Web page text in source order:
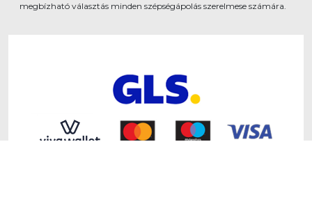
megbízható választás minden szépségápolás szerelmese számára.